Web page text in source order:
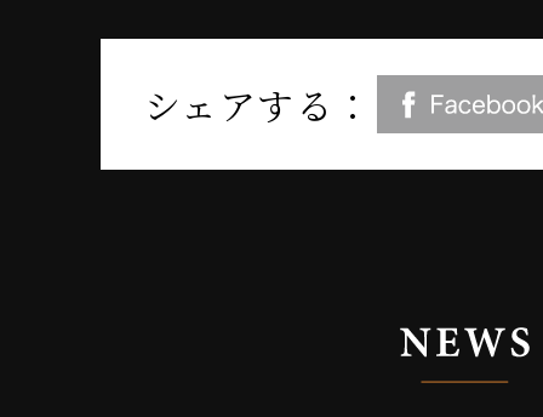
シェアする：